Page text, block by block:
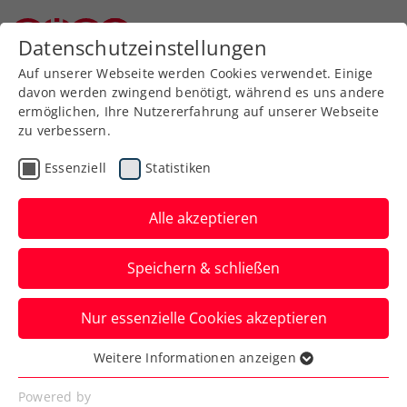
Zurück zur Newsübersicht
Turniere
ATP-Challenger Koblenz:
Rodionov stürmt ins 1.
Halbfinale der Saison
Der Neo-Schützling von Gilbert Schaller
fährt dreimal einen klaren Sieg ein,
einmal im ÖTV-Duell.
Verfasst von: Manuel Wachta, 02.02.2024
Datenschutzeinstellungen
Auf unserer Webseite werden Cookies verwendet. Einige
davon werden zwingend benötigt, während es uns andere
ermöglichen, Ihre Nutzererfahrung auf unserer Webseite
zu verbessern.
Essenziell Statistiken
Alle akzeptieren
Speichern & schließen
Nur essenzielle Cookies akzeptieren
Essenziell
Essenzielle Cookies werden für grundlegende
Weitere Informationen anzeigen
Powered by